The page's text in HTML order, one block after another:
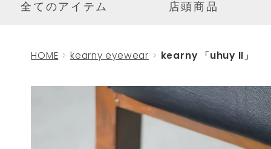
BLOG
全てのアイテム 店頭商品
HOME kearny eyewear kearny 「uhuy II」